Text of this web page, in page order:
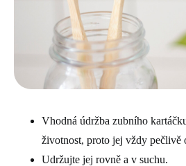
Vhodná údržba zubního
životnost, proto jej vždy pečlivě
Udržujte jej rovně a v suchu.